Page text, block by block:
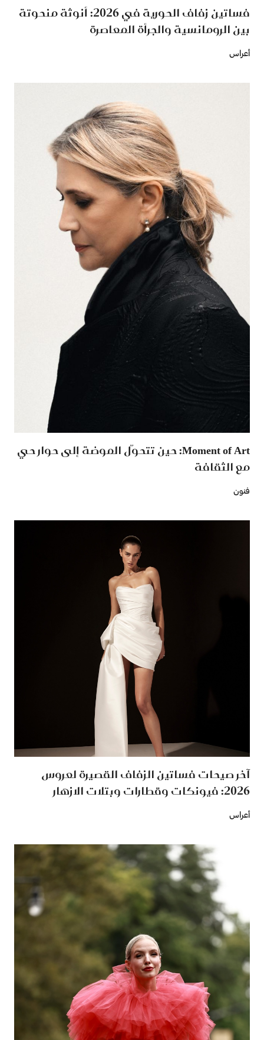
فساتين زفاف الحورية في 2026: أنوثة منحوتة
بين الرومانسية والجرأة المعاصرة
أعراس
Moment of Art: حين تتحوّل الموضة إلى حوار حي
مع الثقافة
فنون
آخر صيحات فساتين الزفاف القصيرة لعروس
2026: فيونكات وقطارات وبتلات الازهار
أعراس